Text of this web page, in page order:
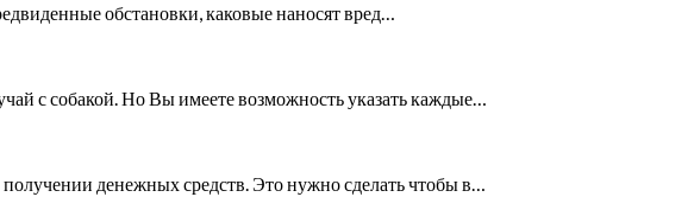
обстановки, каковые наносят вред…
с собакой. Но Вы имеете возможность указать каждые…
денежных средств. Это нужно сделать чтобы в…